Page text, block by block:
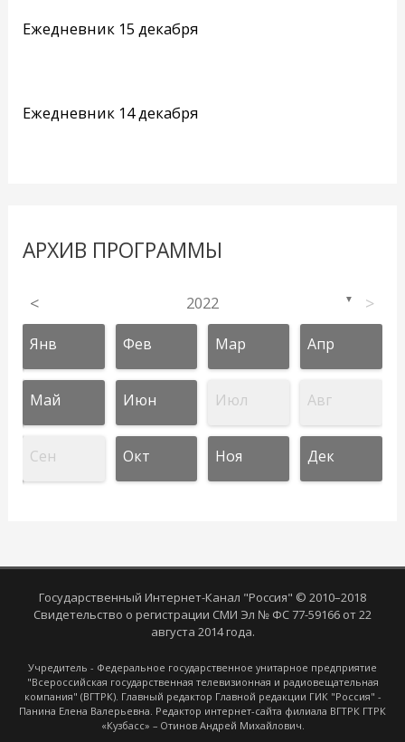
Ежедневник 15 декабря
Ежедневник 14 декабря
АРХИВ ПРОГРАММЫ
< 2022 ▼ >
Янв Фев Мар Апр
Май Июн Июл Авг
Сен Окт Ноя Дек
Государственный Интернет-Канал "Россия" © 2010–2018
Свидетельство о регистрации СМИ Эл № ФС 77-59166 от 22
августа 2014 года.
Учредитель - Федеральное государственное унитарное предприятие
"Всероссийская государственная телевизионная и радиовещательная
компания" (ВГТРК). Главный редактор Главной редакции ГИК "Россия" -
Панина Елена Валерьевна. Редактор интернет-сайта филиала ВГТРК ГТРК
«Кузбасс» – Отинов Андрей Михайлович.